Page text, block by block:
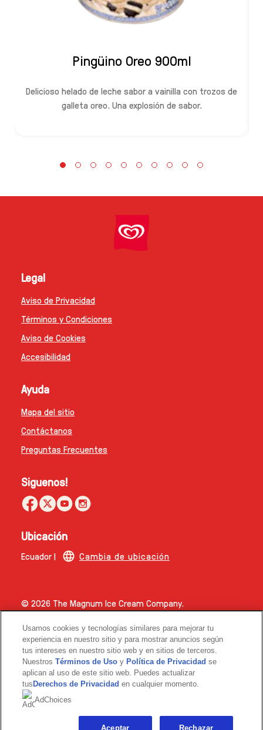
Pingüino Oreo 900ml
Delicioso helado de leche sabor a vainilla con trozos de
galleta oreo. Una explosión de sabor.
Legal
Aviso de Privacidad
Términos y Condiciones
Aviso de Cookies
Accesibilidad
Ayuda
Mapa del sitio
Contáctanos
Preguntas Frecuentes
Siguenos!
Ubicación
Ecuador | Cambia de ubicación
Link opens in new tab
© 2026 The Magnum Ice Cream Company.
Usamos cookies y tecnologías similares para mejorar tu
experiencia en nuestro sitio y para mostrar anuncios según
tus intereses en nuestro sitio web y en sitios de terceros.
NuestrosTérminos de Uso y Política de Privacidadse
aplican al uso de este sitio web. Puedes actualizar
tus Derechos de Privacidad en cualquier momento.
AdChoices
Rechazar
Aceptar